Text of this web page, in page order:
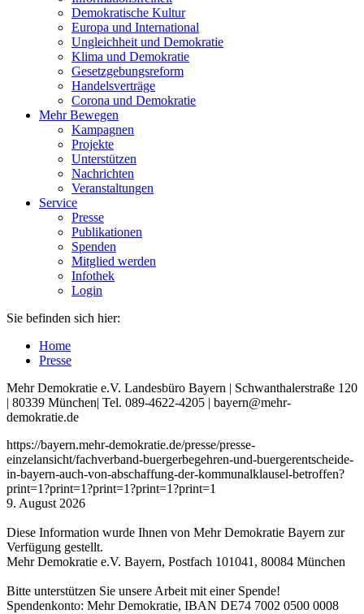
Demokratische Kultur
Europa und International
Ungleichheit und Demokratie
Klima und Demokratie
Gesetzgebungsreform
Handelsverträge
Corona und Demokratie
Mehr Bewegen
Kampagnen
Projekte
Unterstützen
Nachrichten
Veranstaltungen
Service
Presse
Publikationen
Spenden
Mitglied werden
Infothek
Login
Sie befinden sich hier:
Home
Presse
Mehr Demokratie e.V. Landesbüro Bayern | Schwanthalerstraße 120
| 80339 München| Tel. 089-4622-4205 | bayern@mehr-
demokratie.de
https://bayern.mehr-demokratie.de/presse/presse-
einzelansicht/fachverband-buergerbegehren-und-buergerentscheide-
in-bayern-auch-von-abschaffung-der-kommunalklausel-betroffen?
print=1?print=1?print=1?print=1?print=1
9. August 2026
Diese Information wurde Ihnen von Mehr Demokratie Bayern zur
Verfügung gestellt.
Mehr Demokratie e.V. Bayern, Postfach 101041, 80084 München
Bitte unterstützen Sie unsere Arbeit mit einer Spende!
Spendenkonto: Mehr Demokratie, IBAN DE74 7002 0500 0008